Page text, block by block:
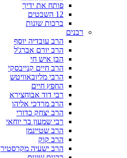
פותח את ידיך
12 השבטים
ברכות שונות
רבנים
הרב עובדיה יוסף
הרב יורם אברג'ל
הבן איש חי
הרב חיים קנייבסקי
הרבי מליובאוויטש
החפץ חיים
רבי דוד אבוחצירא
הרב מרדכי אליהו
הרב יצחק כדורי
רבי שמעון בר יוחאי
הרב שטיינמן
הרב קוק
הרב ישעיה מקרסטיר